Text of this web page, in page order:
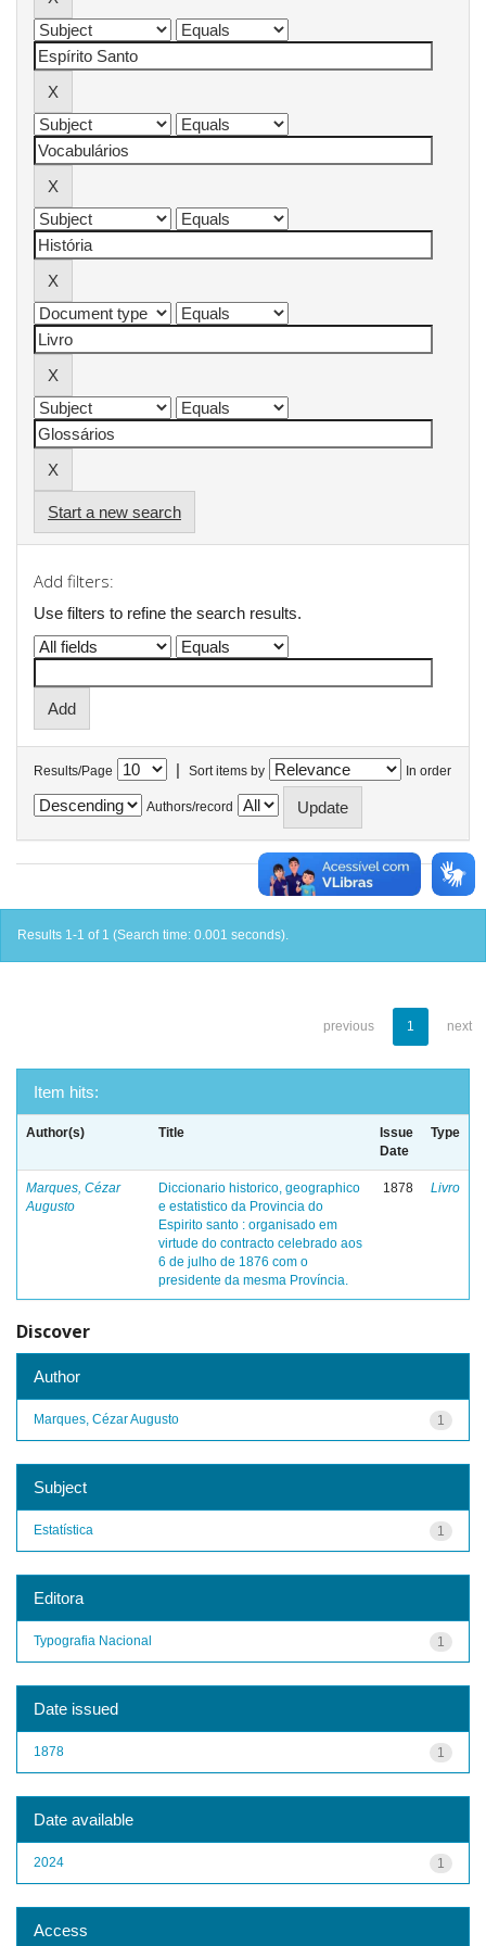
Start a new search
Add filters:
Use filters to refine the search results.
Results/Page | Sort items by In order
Authors/record
Results 1-1 of 1 (Search time: 0.001 seconds).
previous 1 next
Item hits:
Author(s) Title
Issue
Date
Type
Marques, Cézar
Augusto
Diccionario historico, geographico
e estatistico da Provincia do
Espirito santo : organisado em
virtude do contracto celebrado aos
6 de julho de 1876 com o
presidente da mesma Província.
1878 Livro
Discover
Author
1
Marques, Cézar Augusto
Subject
1
Estatística
Editora
1
Typografia Nacional
Date issued
1
1878
Date available
1
2024
Access